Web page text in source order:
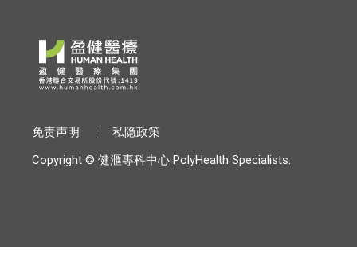
免责声明
私隐政策
Copyright © 健滙專科中心 PolyHealth Specialists.